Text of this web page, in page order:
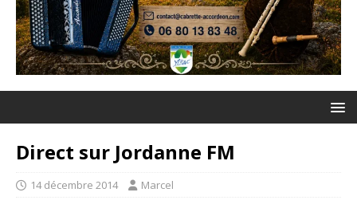
Direct sur Jordanne FM
14 décembre 2014 Marcel